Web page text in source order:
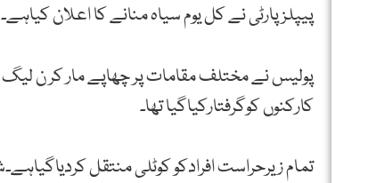
پیپلزپارٹی نے کل یوم سیاہ منانے کا اعلان کیاہے۔
کارکنوں کوگرفتارکیاگیا تھا۔